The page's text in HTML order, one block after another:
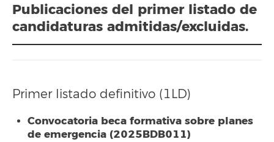
Publicaciones del primer listado de
candidaturas admitidas/excluidas.
Primer listado definitivo (1LD)
Convocatoria beca formativa sobre planes
de emergencia (2025BDB011)